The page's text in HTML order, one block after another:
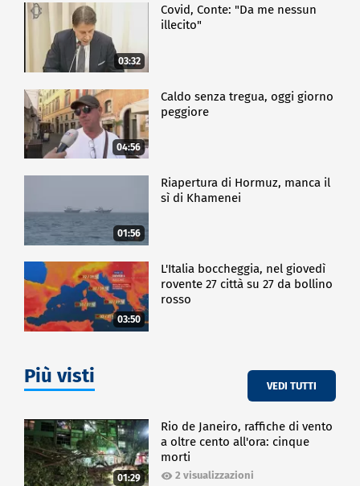
03:32
Covid, Conte: "Da me nessun
illecito"
04:56
Caldo senza tregua, oggi giorno
peggiore
01:56
Riapertura di Hormuz, manca il
sì di Khamenei
03:50
L'Italia boccheggia, nel giovedì
rovente 27 città su 27 da bollino
rosso
Più visti VEDI TUTTI
01:29
Rio de Janeiro, raffiche di vento
a oltre cento all'ora: cinque
morti
2 visualizzazioni